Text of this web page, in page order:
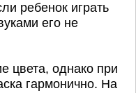
ребенок играть
его не
цвета, однако при
гармонично. На